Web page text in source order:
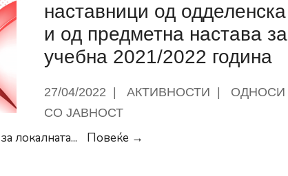
повод
роденденот
на
Горан
наставници од одделенска
и од предметна настава за
учебна 2021/2022 година
27/04/2022 АКТИВНОСТИ
ОДНОСИ
СО ЈАВНОСТ
локалната... Повеќе →